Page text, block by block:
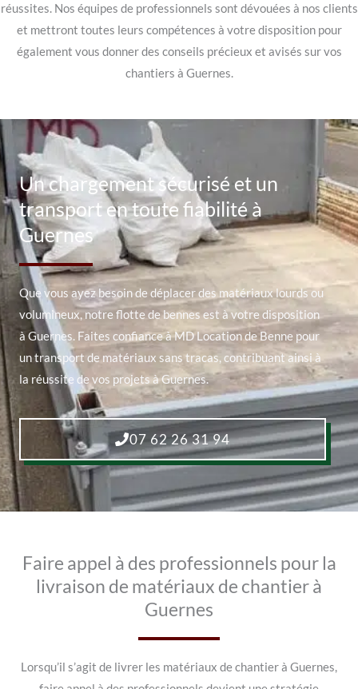
réussites. Nos équipes de professionnels sont dévouées à nos clients
et mettront toutes leurs compétences à votre disposition pour
également vous donner des conseils précieux et avisés sur vos
chantiers à Guernes.
Un chargement sécurisé et un
transport en toute fiabilité à
Guernes
Que vous ayez besoin de déplacer des matériaux lourds ou
volumineux, notre flotte de bennes est à votre disposition
à Guernes. Faites confiance à MD Location de Benne pour
un transport de matériaux sans tracas, contribuant ainsi à
la réussite de vos projets à Guernes.
07 62 26 31 94
Faire appel à des professionnels pour la
livraison de matériaux de chantier à
Guernes
Lorsqu’il s’agit de livrer les matériaux de chantier à Guernes,